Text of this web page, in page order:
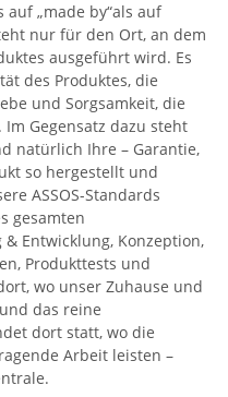
auf „made by“als auf
nur für den Ort, an dem
ausgeführt wird. Es
des Produktes, die
und Sorgsamkeit, die
Gegensatz dazu steht
natürlich Ihre – Garantie,
so hergestellt und
ASSOS-Standards
gesamten
Entwicklung, Konzeption,
Produkttests und
wo unser Zuhause und
das reine
dort statt, wo die
Arbeit leisten –